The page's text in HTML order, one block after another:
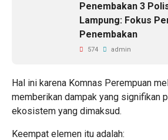
Penembakan 3
Lampung: Fokus
Penembakan
574 admin
‎Hal ini karena Komnas Perempuan
memberikan dampak yang signifikan
ekosistem yang dimaksud.
Keempat elemen itu adalah: